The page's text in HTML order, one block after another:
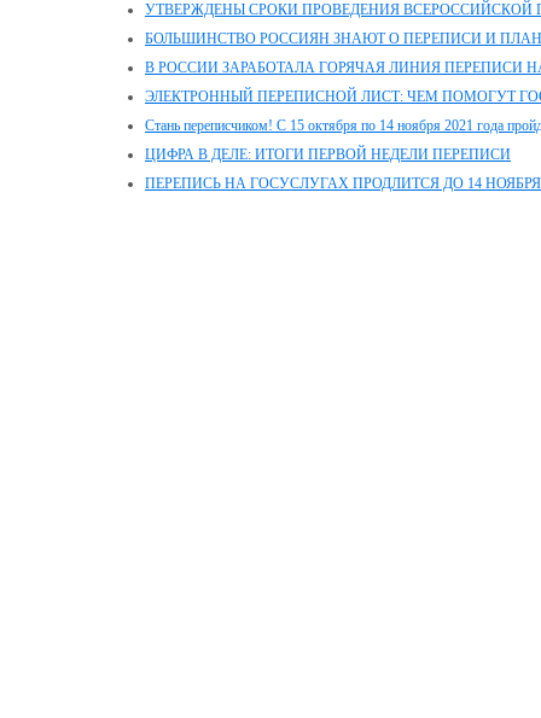
УТВЕРЖДЕНЫ СРОКИ ПРОВЕДЕНИЯ ВСЕРОССИЙСКОЙ
БОЛЬШИНСТВО РОССИЯН ЗНАЮТ О ПЕРЕПИСИ И
В РОССИИ ЗАРАБОТАЛА ГОРЯЧАЯ ЛИНИЯ ПЕРЕПИСИ
ЭЛЕКТРОННЫЙ ПЕРЕПИСНОЙ ЛИСТ: ЧЕМ ПОМОГУТ
Стань переписчиком! С 15 октября по 14 ноября 2021 года
ЦИФРА В ДЕЛЕ: ИТОГИ ПЕРВОЙ НЕДЕЛИ ПЕРЕПИСИ
ПЕРЕПИСЬ НА ГОСУСЛУГАХ ПРОДЛИТСЯ ДО 14 НОЯБРЯ